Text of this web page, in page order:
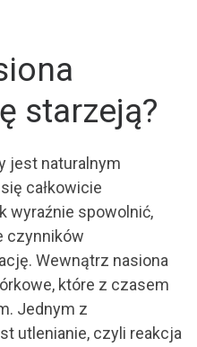
starzeją?
jest naturalnym
całkowicie
wyraźnie spowolnić,
czynników
Wewnątrz nasiona
które z czasem
Jednym z
utlenianie, czyli reakcja